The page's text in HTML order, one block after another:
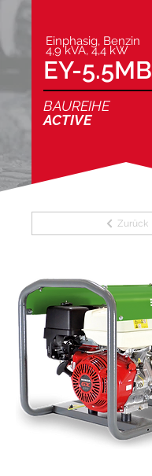
Einphasig, Benzin
4,9 kVA, 4,4 kW
EY-5.5MB
BAUREIHE
ACTIVE
Zurück